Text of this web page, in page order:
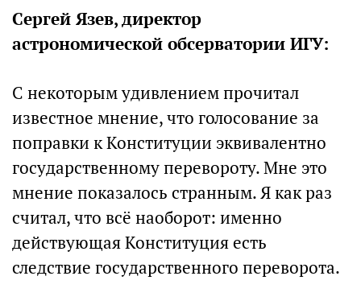
Сергей Язев, директор
астрономической обсерватории ИГУ:
С некоторым удивлением прочитал
известное мнение, что голосование за
поправки к Конституции эквивалентно
государственному перевороту. Мне это
мнение показалось странным. Я как раз
считал, что всё наоборот: именно
действующая Конституция есть
следствие государственного переворота.